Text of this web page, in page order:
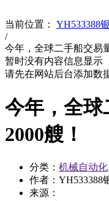
当前位置： YH533388
/
今年，全球二手船交易
暂时没有内容信息显示
请先在网站后台添加数
今年，全球
2000艘！
分类： 机械自动化
作者：YH533388
来源：